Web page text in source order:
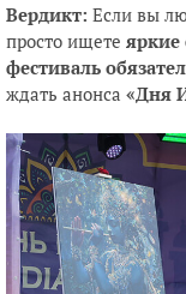
Вердикт: Если вы
просто ищете яркие
фестиваль
ждать анонса «Дня